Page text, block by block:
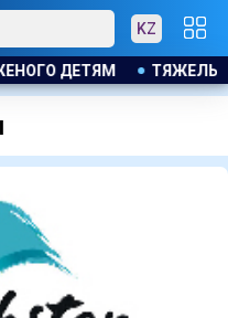
KZ
К ГРОМКОМУ